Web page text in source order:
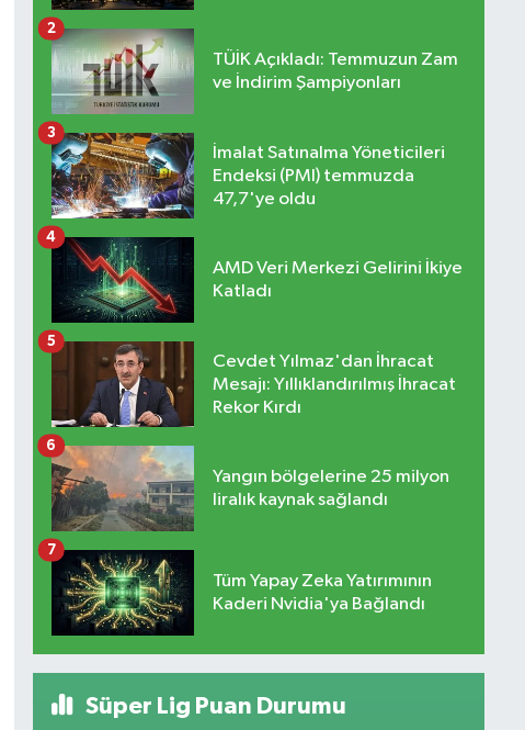
TÜİK Açıkladı: Temmuzun Zam
ve İndirim Şampiyonları
2
İmalat Satınalma Yöneticileri
Endeksi (PMI) temmuzda
47,7'ye oldu
3
AMD Veri Merkezi Gelirini İkiye
Katladı
4
Cevdet Yılmaz'dan İhracat
Mesajı: Yıllıklandırılmış İhracat
Rekor Kırdı
5
Yangın bölgelerine 25 milyon
liralık kaynak sağlandı
6
Tüm Yapay Zeka Yatırımının
Kaderi Nvidia'ya Bağlandı
7
Süper Lig Puan Durumu